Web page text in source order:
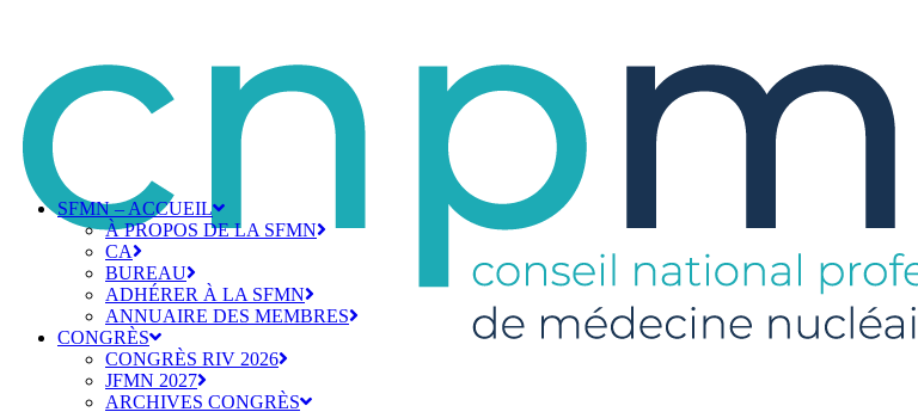
SFMN – ACCUEIL
À PROPOS DE LA SFMN
CA
BUREAU
ADHÉRER À LA SFMN
ANNUAIRE DES MEMBRES
CONGRÈS
CONGRÈS RIV 2026
JFMN 2027
ARCHIVES CONGRÈS